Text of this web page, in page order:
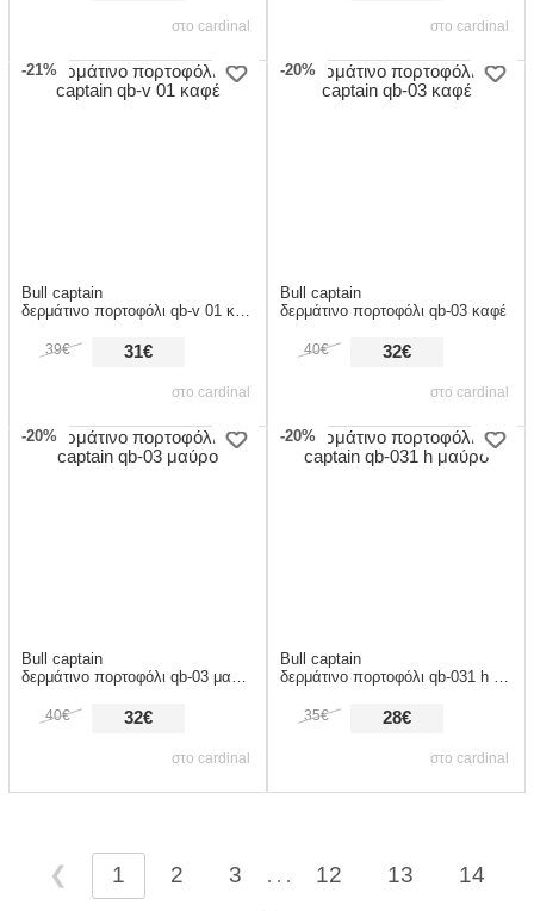
στο cardinal στο cardinal
-21%
στο cardinal
Bull captain
δερμάτινο πορτοφόλι qb-v 01 καφέ
31€
39€
-20%
στο cardinal
Bull captain
δερμάτινο πορτοφόλι qb-03 καφέ
32€
40€
-20%
στο cardinal
Bull captain
δερμάτινο πορτοφόλι qb-03 μαύρο
32€
40€
-20%
στο cardinal
Bull captain
δερμάτινο πορτοφόλι qb-031 h μαύρο
28€
35€
❮ 1 2 3 . . . 12 13 14